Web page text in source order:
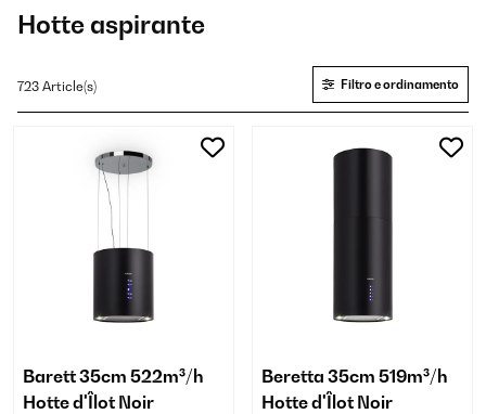
Hotte aspirante
723 Article(s) Filtro e ordinamento
Barett 35cm 522m³/h
Hotte d'Îlot Noir
Beretta 35cm 519m³/h
Hotte d'Îlot Noir